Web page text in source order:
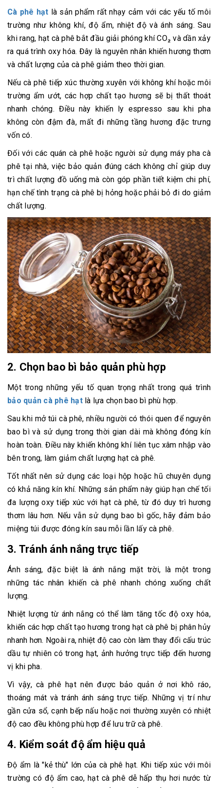
Cà phê hạt là sản phẩm rất nhạy cảm với các yếu tố môi
trường như không khí, độ ẩm, nhiệt độ và ánh sáng. Sau
khi rang, hạt cà phê bắt đầu giải phóng khí CO₂ và dần xảy
ra quá trình oxy hóa. Đây là nguyên nhân khiến hương thơm
và chất lượng của cà phê giảm theo thời gian.
Nếu cà phê tiếp xúc thường xuyên với không khí hoặc môi
trường ẩm ướt, các hợp chất tạo hương sẽ bị thất thoát
nhanh chóng. Điều này khiến ly espresso sau khi pha
không còn đậm đà, mất đi những tầng hương đặc trưng
vốn có.
Đối với các quán cà phê hoặc người sử dụng máy pha cà
phê tại nhà, việc bảo quản đúng cách không chỉ giúp duy
trì chất lượng đồ uống mà còn góp phần tiết kiệm chi phí,
hạn chế tình trạng cà phê bị hỏng hoặc phải bỏ đi do giảm
chất lượng.
2. Chọn bao bì bảo quản phù hợp
Một trong những yếu tố quan trọng nhất trong quá trình
bảo quản cà phê hạtlà lựa chọn bao bì phù hợp.
Sau khi mở túi cà phê, nhiều người có thói quen để nguyên
bao bì và sử dụng trong thời gian dài mà không đóng kín
hoàn toàn. Điều này khiến không khí liên tục xâm nhập vào
bên trong, làm giảm chất lượng hạt cà phê.
Tốt nhất nên sử dụng các loại hộp hoặc hũ chuyên dụng
có khả năng kín khí. Những sản phẩm này giúp hạn chế tối
đa lượng oxy tiếp xúc với hạt cà phê, từ đó duy trì hương
thơm lâu hơn. Nếu vẫn sử dụng bao bì gốc, hãy đảm bảo
miệng túi được đóng kín sau mỗi lần lấy cà phê.
3. Tránh ánh nắng trực tiếp
Ánh sáng, đặc biệt là ánh nắng mặt trời, là một trong
những tác nhân khiến cà phê nhanh chóng xuống chất
lượng.
Nhiệt lượng từ ánh nắng có thể làm tăng tốc độ oxy hóa,
khiến các hợp chất tạo hương trong hạt cà phê bị phân hủy
nhanh hơn. Ngoài ra, nhiệt độ cao còn làm thay đổi cấu trúc
dầu tự nhiên có trong hạt, ảnh hưởng trực tiếp đến hương
vị khi pha.
Vì vậy, cà phê hạt nên được bảo quản ở nơi khô ráo,
thoáng mát và tránh ánh sáng trực tiếp. Những vị trí như
gần cửa sổ, cạnh bếp nấu hoặc nơi thường xuyên có nhiệt
độ cao đều không phù hợp để lưu trữ cà phê.
4. Kiểm soát độ ẩm hiệu quả
Độ ẩm là "kẻ thù" lớn của cà phê hạt. Khi tiếp xúc với môi
trường có độ ẩm cao, hạt cà phê dễ hấp thụ hơi nước từ